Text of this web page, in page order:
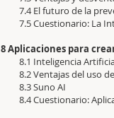
7.4 El futuro de la
7.5 Cuestionario: La
8 Aplicaciones para
8.1 Inteligencia
8.2 Ventajas del uso
8.3 Suno AI
8.4 Cuestionario: